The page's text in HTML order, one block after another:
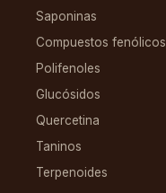
Saponinas
Compuestos fenólicos
Polifenoles
Glucósidos
Quercetina
Taninos
Terpenoides